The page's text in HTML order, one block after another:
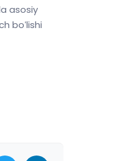
asosiy
boʻlishi